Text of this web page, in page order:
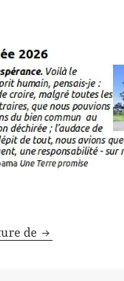
de Bonne année